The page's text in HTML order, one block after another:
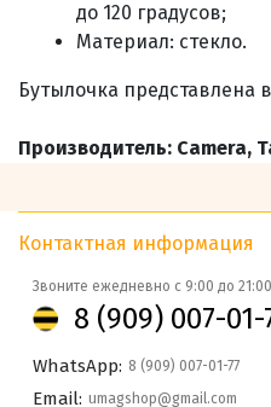
до 120 градусов;
Материал: стекло.
Бутылочка представлена
Производитель: Camera,
Контактная информация
Звоните ежедневно с 9:00 до 21:00
8 (909) 007-01-
WhatsApp: 8 (909) 007-01-77
Email: umagshop@gmail.com